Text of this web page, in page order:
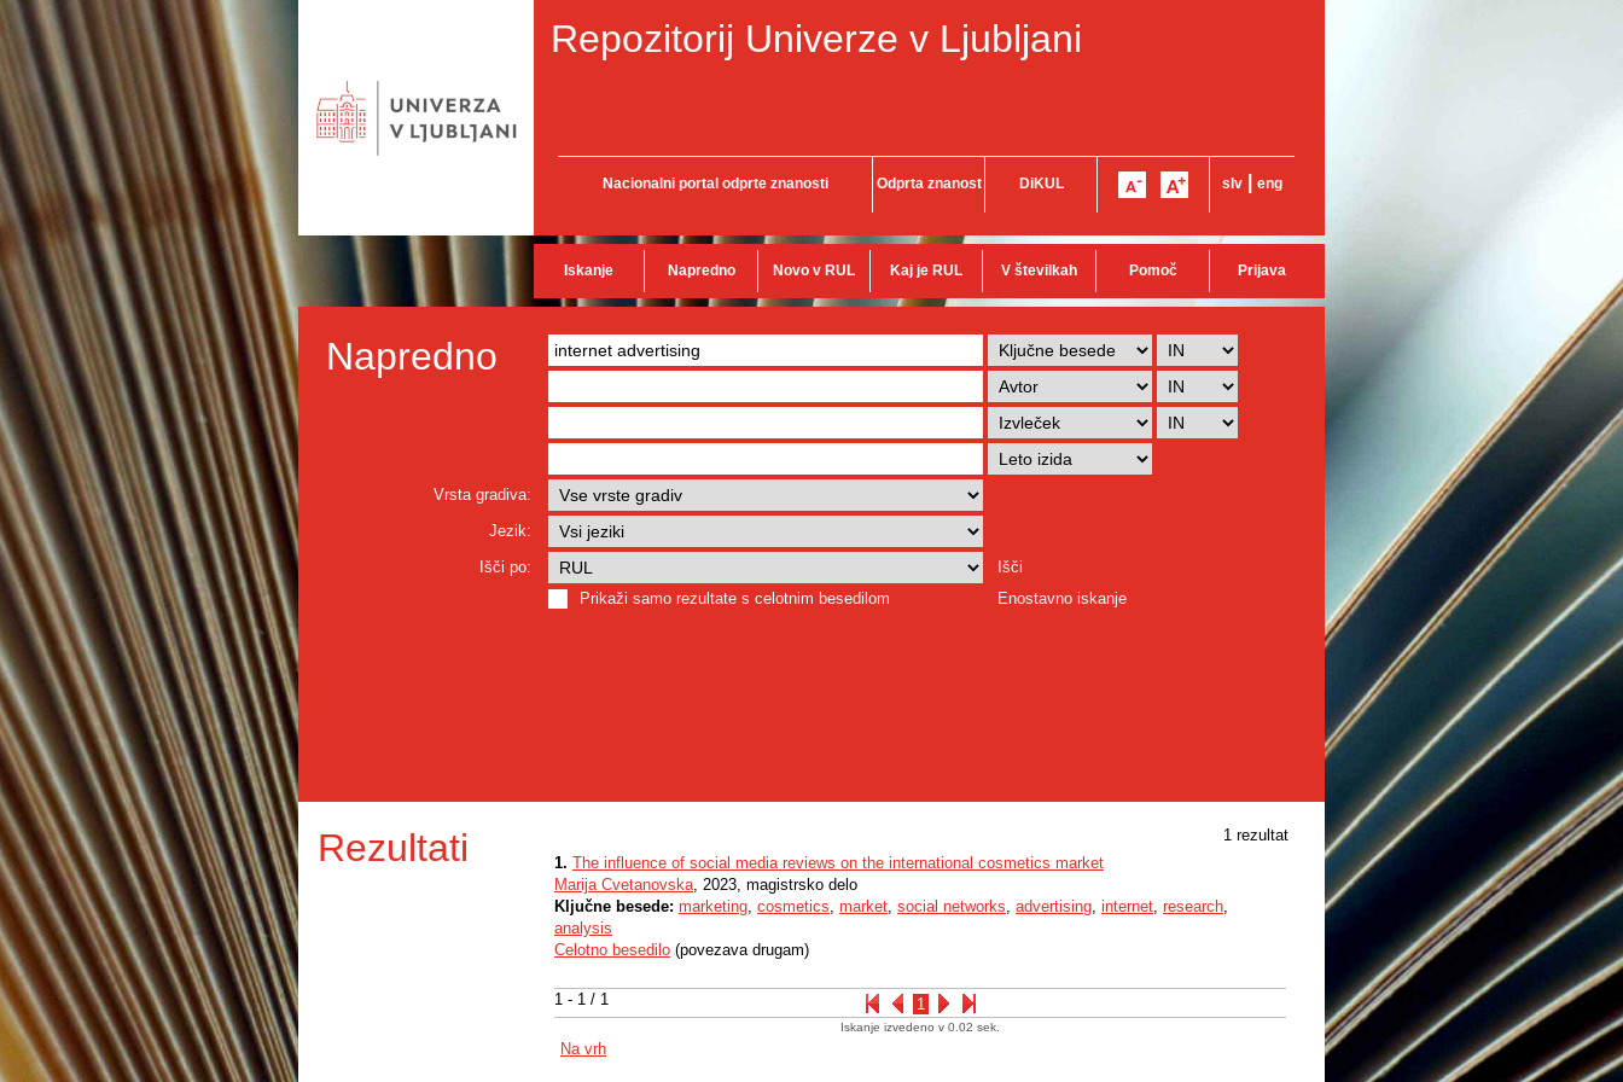
Repozitorij Univerze v Ljubljani
Nacionalni portal odprte znanosti Odprta znanost DiKUL slv eng
Iskanje Napredno Novo v RUL Kaj je RUL V številkah Pomoč Prijava
Napredno
Vrsta gradiva:
Jezik:
Išči po:
Išči
Prikaži samo rezultate s celotnim besedilom
Enostavno iskanje
Rezultati 1 rezultat
1 - 1 / 1 1
1. The influence of social media reviews on the international cosmetics market
Marija Cvetanovska, 2023, magistrsko delo
Ključne besede: marketing, cosmetics, market, social networks, advertising, internet, research,
analysis
Celotno besedilo (povezava drugam)
Iskanje izvedeno v 0.02 sek.
Na vrh